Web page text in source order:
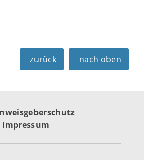
zurück nach oben
Impressum